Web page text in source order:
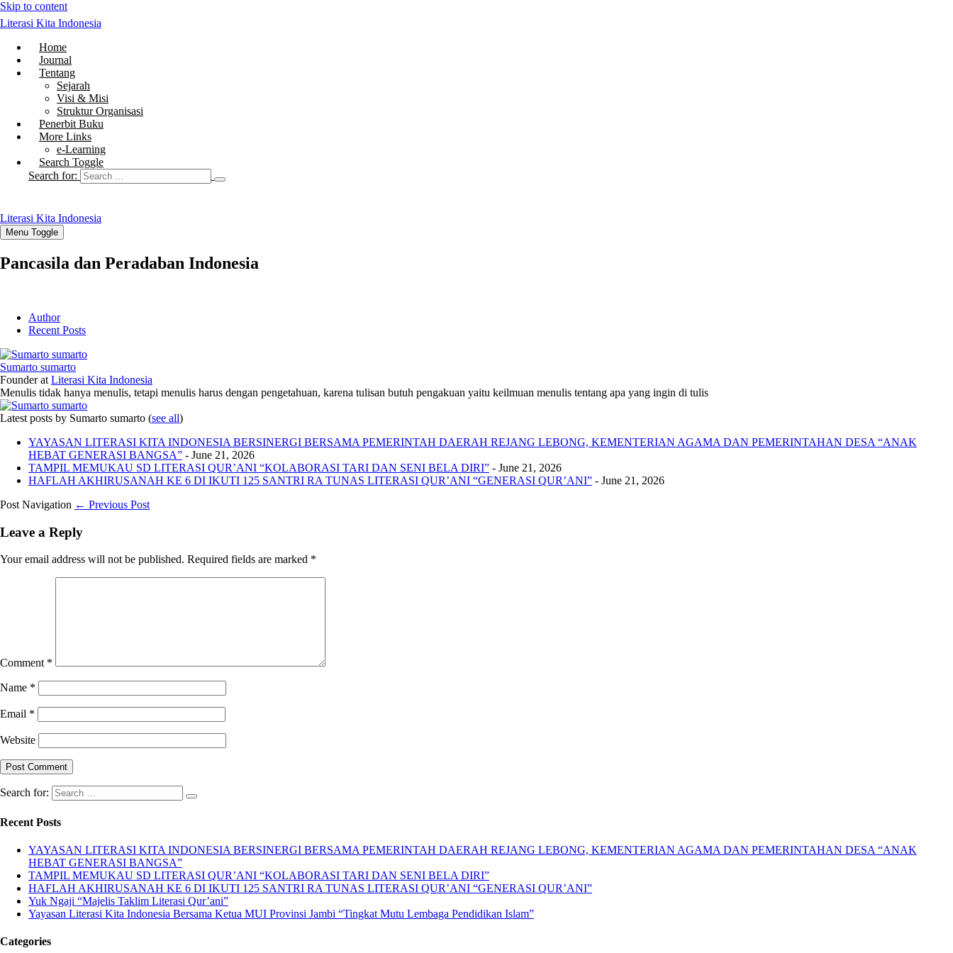
Skip to content
Literasi Kita Indonesia
Home
Journal
Tentang
Sejarah
Visi & Misi
Struktur Organisasi
Penerbit Buku
More Links
e-Learning
Search Toggle
Search for:
Literasi Kita Indonesia
Menu Toggle
Pancasila dan Peradaban Indonesia
Author
Recent Posts
Sumarto sumarto
Founderat Literasi Kita Indonesia
Menulis tidak hanya menulis, tetapi menulis harus dengan pengetahuan, karena tulisan butuh pengakuan yaitu keilmuan menulis tentang apa yang ingin di tulis
Latest posts by Sumarto sumarto (see all)
YAYASAN LITERASI KITA INDONESIA BERSINERGI BERSAMA PEMERINTAH DAERAH REJANG LEBONG, KEMENTERIAN AGAMA DAN PEMERINTAHAN DESA “ANAK
HEBAT GENERASI BANGSA” - June 21, 2026
TAMPIL MEMUKAU SD LITERASI QUR’ANI “KOLABORASI TARI DAN SENI BELA DIRI” - June 21, 2026
HAFLAH AKHIRUSANAH KE 6 DI IKUTI 125 SANTRI RA TUNAS LITERASI QUR’ANI “GENERASI QUR’ANI” - June 21, 2026
Post Navigation ← Previous Post
Leave a Reply
Your email address will not be published. Required fields are marked *
Comment *
Name *
Email *
Website
Search for:
Recent Posts
YAYASAN LITERASI KITA INDONESIA BERSINERGI BERSAMA PEMERINTAH DAERAH REJANG LEBONG, KEMENTERIAN AGAMA DAN PEMERINTAHAN DESA “ANAK
HEBAT GENERASI BANGSA”
TAMPIL MEMUKAU SD LITERASI QUR’ANI “KOLABORASI TARI DAN SENI BELA DIRI”
HAFLAH AKHIRUSANAH KE 6 DI IKUTI 125 SANTRI RA TUNAS LITERASI QUR’ANI “GENERASI QUR’ANI”
Yuk Ngaji “Majelis Taklim Literasi Qur’ani”
Yayasan Literasi Kita Indonesia Bersama Ketua MUI Provinsi Jambi “Tingkat Mutu Lembaga Pendidikan Islam”
Categories